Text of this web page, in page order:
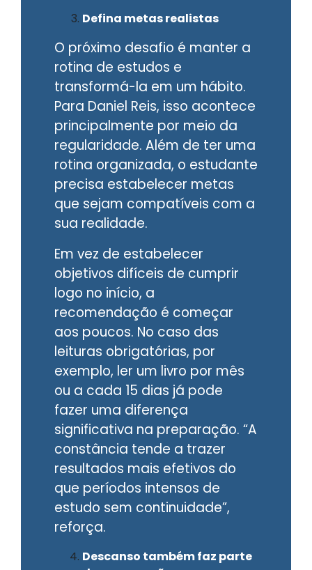
Defina metas realistas
O próximo desafio é manter a
rotina de estudos e
transformá-la em um hábito.
Para Daniel Reis, isso acontece
principalmente por meio da
regularidade. Além de ter uma
rotina organizada, o estudante
precisa estabelecer metas
que sejam compatíveis com a
sua realidade.
Em vez de estabelecer
objetivos difíceis de cumprir
logo no início, a
recomendação é começar
aos poucos. No caso das
leituras obrigatórias, por
exemplo, ler um livro por mês
ou a cada 15 dias já pode
fazer uma diferença
significativa na preparação. “A
constância tende a trazer
resultados mais efetivos do
que períodos intensos de
estudo sem continuidade”,
reforça.
Descanso também faz parte